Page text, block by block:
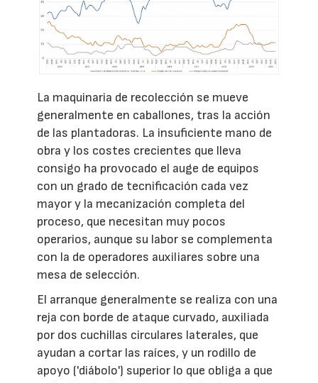
La maquinaria de recolección se mueve
generalmente en caballones, tras la acción
de las plantadoras. La insuficiente mano de
obra y los costes crecientes que lleva
consigo ha provocado el auge de equipos
con un grado de tecnificación cada vez
mayor y la mecanización completa del
proceso, que necesitan muy pocos
operarios, aunque su labor se complementa
con la de operadores auxiliares sobre una
mesa de selección.
El arranque generalmente se realiza con una
reja con borde de ataque curvado, auxiliada
por dos cuchillas circulares laterales, que
ayudan a cortar las raíces, y un rodillo de
apoyo ('diábolo') superior lo que obliga a que